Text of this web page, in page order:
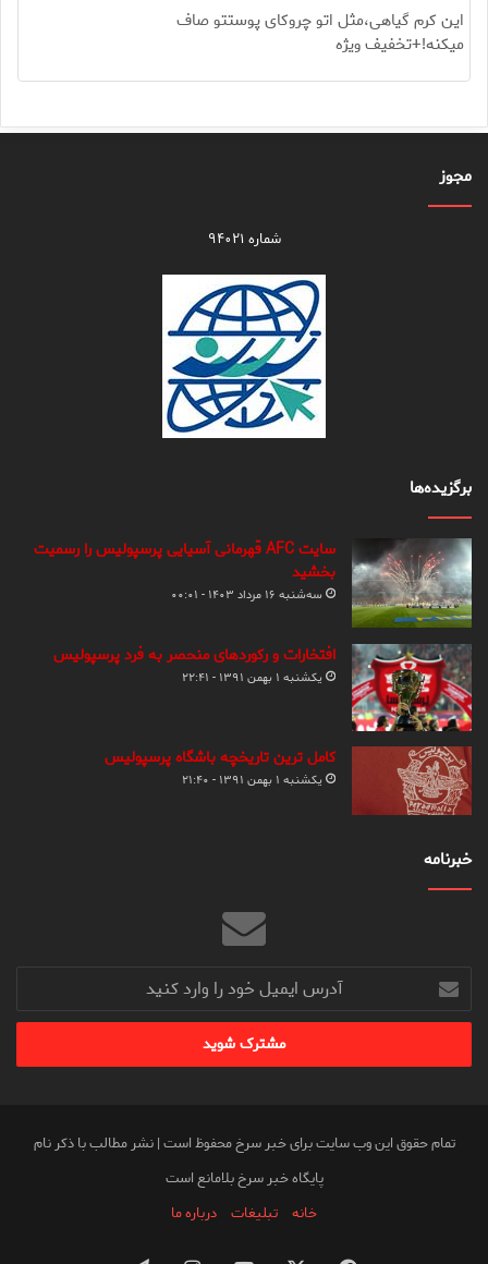
این کرم گیاهی،مثل اتو چروکای پوستتو صاف
میکنه!+تخفیف ویژه
مجوز
شماره ۹۴۰۲۱
برگزیده‌ها
سایت AFC قهرمانی آسیایی پرسپولیس را رسمیت
بخشید
سه‌شنبه ۱۶ مرداد ۱۴۰۳ - ۰۰:۰۱
افتخارات و رکوردهای منحصر به فرد پرسپولیس
یکشنبه ۱ بهمن ۱۳۹۱ - ۲۲:۴۱
کامل ترین تاریخچه باشگاه پرسپولیس
یکشنبه ۱ بهمن ۱۳۹۱ - ۲۱:۴۰
خبرنامه
آدرس
ایمیل
خود
وارد
تمام حقوق این وب سایت برای خبر سرخ محفوظ است | نشر مطالب با ذکر نام
پایگاه خبر سرخ بلامانع است
خانه
تبلیغات درباره ما